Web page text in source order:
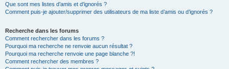
Que sont mes listes d’amis et d’ignorés ?
Comment puis-je ajouter/supprimer des utilisateurs de ma liste d’amis ou d’ignorés ?
Recherche dans les forums
Comment rechercher dans les forums ?
Pourquoi ma recherche ne renvoie aucun résultat ?
Pourquoi ma recherche renvoie une page blanche ?!
Comment rechercher des membres ?